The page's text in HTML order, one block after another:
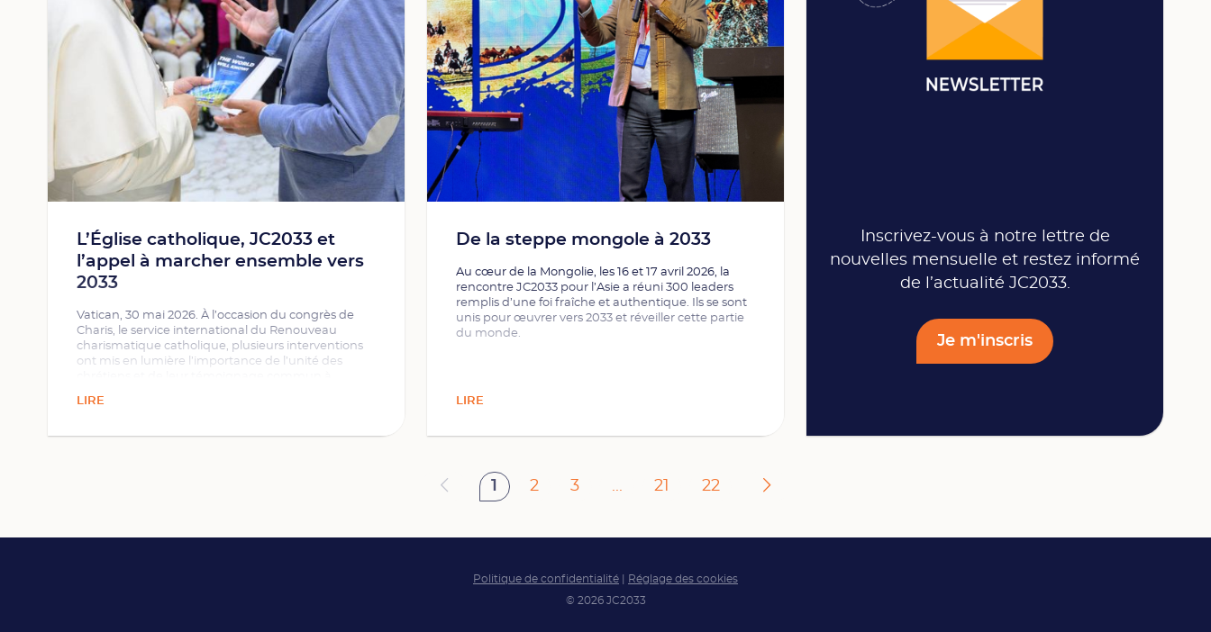
L’Église catholique, JC2033 et
l’appel à marcher ensemble vers
2033
Vatican, 30 mai 2026. À l’occasion du congrès de
Charis, le service international du Renouveau
charismatique catholique, plusieurs interventions
ont mis en lumière l’importance de l’unité des
responsables ont partagé leur conviction que cette
renouveler ensemble la mission de l’Église.
LIRE
De la steppe mongole à 2033
Au cœur de la Mongolie, les 16 et 17 avril 2026, la
rencontre JC2033 pour l’Asie a réuni 300 leaders
remplis d’une foi fraîche et authentique. Ils se sont
unis pour œuvrer vers 2033 et réveiller cette partie
du monde.
LIRE
Inscrivez-vous à notre lettre de
nouvelles mensuelle et restez informé
de l’actualité JC2033.
Je m'inscris
1 2 3 ... 21 22
Politique de confidentialité Réglage des cookies
© 2026 JC2033